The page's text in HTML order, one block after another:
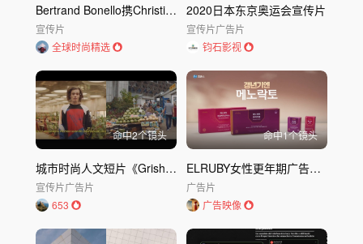
Bertrand Bonello携Christian亮相第80届威尼斯电影节
宣传片
全球时尚精选
2020日本东京奥运会宣传片
宣传片广告片
钧石影视
命中2个镜头
城市时尚人文短片《Grisha's Guide to Kiev》格里沙基辅指南
宣传片广告片
653
命中1个镜头
ELRUBY女性更年期广告｜HUONS｜ELRUBY
广告片
广告映像